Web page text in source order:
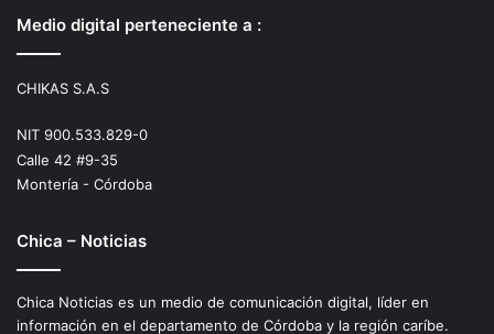
Medio digital perteneciente a :
CHIKAS S.A.S
NIT 900.533.829-0
Calle 42 #9-35
Montería - Córdoba
Chica – Noticias
Chica Noticias es un medio de comunicación digital, líder en
información en el departamento de Córdoba y la región caríbe.